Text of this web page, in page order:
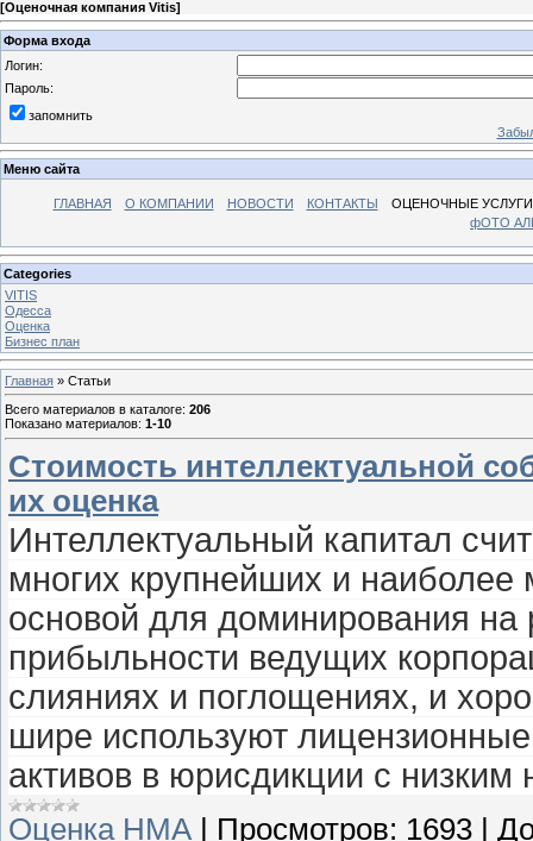
[Оценочная компания Vitis]
Форма входа
Логин:
Пароль:
запомнить
Меню сайта
ГЛАВНАЯ О КОМПАНИИ НОВОСТИ КОНТАКТЫ
ОЦЕНОЧНЫЕ УСЛУГИ
фОТО
Categories
VITIS
Одесса
Оценка
Бизнес план
Главная » Статьи
Всего материалов в каталоге: 206
Показано материалов: 1-10
Стоимость интеллектуальной
их оценка
Интеллектуальный капитал
многих крупнейших и
основой для доминирования на
прибыльности ведущих
слияниях и поглощениях, и
шире используют
активов в юрисдикции с
Оценка НМА Просмотров: 1693